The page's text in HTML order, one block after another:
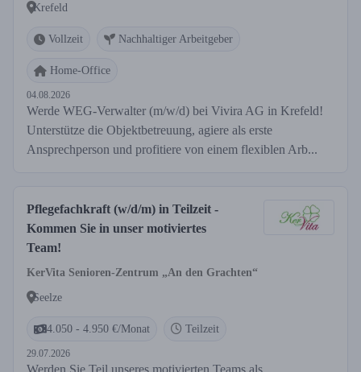
Krefeld
Vollzeit Nachhaltiger Arbeitgeber
Home-Office
04.08.2026
Werde WEG-Verwalter (m/w/d) bei Vivira AG in Krefeld!
Unterstütze die Objektbetreuung, agiere als erste
Ansprechperson und profitiere von einem flexiblen Arb...
Pflegefachkraft (w/d/m) in Teilzeit -
Kommen Sie in unser motiviertes
Team!
KerVita Senioren-Zentrum „An den Grachten“
Seelze
4.050 - 4.950 €/Monat Teilzeit
29.07.2026
Werden Sie Teil unseres motivierten Teams als